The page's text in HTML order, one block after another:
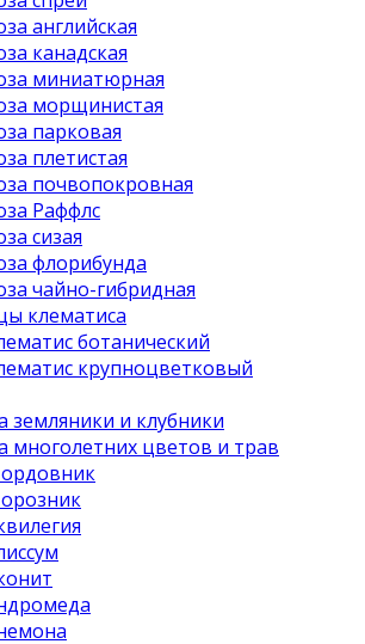
английская
канадская
миниатюрная
морщинистая
парковая
плетистая
почвопокровная
Раффлс
сизая
флорибунда
чайно-гибридная
клематиса
ботанический
крупноцветковый
земляники и клубники
многолетних цветов и трав